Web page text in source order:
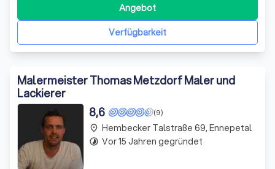
arbeiten wir eng mit unseren Kunden zusammen, beraten
Sie ausführlich und verwirklichen Ihren Wohntraum.
Sauberkeit, Termintreue undVerfügbarkeit
Angebot
Malermeister Thomas Metzdorf Maler und
Lackierer
(9)
8,6
place Hembecker Talstraße 69, Ennepetal
timelapse Vor 15 Jahren gegründet